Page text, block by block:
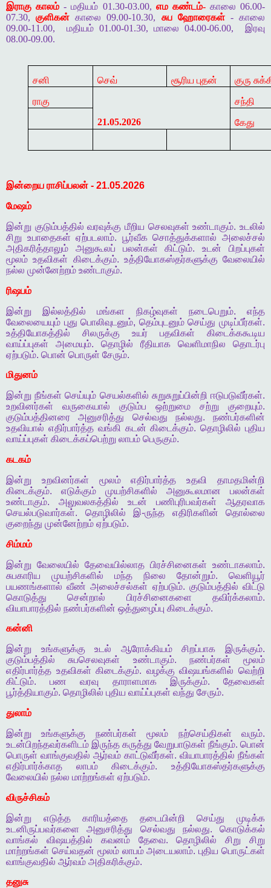
இராகு காலம் - மதியம் 01.30-03.00, எம கண்டம்-காலை 06.00-
07.30,குளிகன் காலை 09.00-10.30, சுப ஹோரைகள்- காலை
09.00-11.00,
மதியம் 01.00-01.30, மாலை 04.00-06.00,
இரவு
08.00-09.00.
சனி செவ் சூரிய புதன் குரு
ராகு
21.05.2026
சந்தி
கேது
இன்றைய ராசிப்பலன் - 21.05.2026
மேஷம்
இன்று குடும்பத்தில் வரவுக்கு மீறிய செலவுகள் உண்டாகும்.உடலில்
சிறு உபாதைகள் ஏற்படலாம். பூர்வீக சொத்துக்களால் அலைச்சல்
அதிகரித்தாலும்
அனுகூலப் பலன்கள் கிட்டும்.உடன்
பிறப்புகள்
மூலம் உதவிகள் கிடைக்கும். உத்தியோகஸ்தர்களுக்கு வேலையில்
நல்ல முன்னேற்றம் உண்டாகும்.
ரிஷபம்
இன்று
இல்லத்தில் மங்கள நிகழ்வுகள் நடைபெறும்.எந்த
வேலையையும் புது பொலிவுடனும், தெம்புடனும் செய்து முடிப்பீர்கள்.
உத்தியோகத்தில்
சிலருக்கு உயர் பதவிகள்
கிடைக்ககூடிய
வாய்ப்புகள்
அமையும். தொழில் ரீதியாக வெளிமாநில
தொடர்பு
ஏற்படும். பொன் பொருள் சேரும்.
மிதுனம்
இன்று நீங்கள் செய்யும் செயல்களில் சுறுசுறுப்பின்றி ஈடுபடுவீர்கள்.
உறவினர்கள்
வருகையால் குடும்ப ஒற்றுமை சற்று குறையும்.
குடும்பத்தினரை
அனுசரித்து செல்வது நல்லது. நண்பர்களின்
உதவியால் எதிர்பார்த்த வங்கி கடன் கிடைக்கும்.தொழிலில் புதிய
வாய்ப்புகள் கிடைக்கப்பெற்று லாபம் பெருகும்.
கடகம்
இன்று
உறவினர்கள் மூலம் எதிர்பார்த்த உதவி
தாமதமின்றி
கிடைக்கும். எடுக்கும் முயற்சிகளில் அனுகூலமான
பலன்கள்
உண்டாகும். அலுவலகத்தில் உடன் பணிபுரிபவர்கள்
ஆதரவாக
செயல்படுவார்கள். தொழிலில் இ-ருந்த எதிரிகளின்
தொல்லை
குறைந்து முன்னேற்றம் ஏற்படும்.
சிம்மம்
இன்று வேலையில் தேவையில்லாத பிரச்சினைகள் உண்டாகலாம்.
சுபகாரிய
முயற்சிகளில் மந்த நிலை தோன்றும். வெளியூர்
பயணங்களால் வீண் அலைச்சல்கள் ஏற்படும். குடும்பத்தில் விட்டு
கொடுத்து
சென்றால் பிரச்சினைகளை தவிர்க்கலாம்.
வியாபாரத்தில் நண்பர்களின் ஒத்துழைப்பு கிடைக்கும்.
கன்னி
இன்று
உங்களுக்கு உடல் ஆரோக்கியம் சிறப்பாக இருக்கும்.
குடும்பத்தில்
சுபசெலவுகள் உண்டாகும். நண்பர்கள்
மூலம்
எதிர்பார்த்த உதவிகள் கிடைக்கும். வழக்கு விஷயங்களில் வெற்றி
கிட்டும்.பண வரவு தாராளமாக இருக்கும்.தேவைகள்
பூர்த்தியாகும். தொழிலில் புதிய வாய்ப்புகள் வந்து சேரும்.
துலாம்
இன்று
உங்களுக்கு நண்பர்கள் மூலம் நற்செய்திகள் வரும்.
உடன்பிறந்தவர்களிடம் இருந்த கருத்து வேறுபாடுகள் நீங்கும். பொன்
பொருள் வாங்குவதில் ஆர்வம் காட்டுவீர்கள். வியாபாரத்தில் நீங்கள்
எதிர்பார்க்காத
லாபம் கிடைக்கும்.உத்தியோகஸ்தர்களுக்கு
வேலையில் நல்ல மாற்றங்கள் ஏற்படும்.
விருச்சிகம்
இன்று
எடுத்த காரியத்தை தடையின்றி செய்து
முடிக்க
உடனிருப்பவர்களை
அனுசரித்து செல்வது நல்லது. கொடுக்கல்
வாங்கல்
விஷயத்தில் கவனம் தேவை.தொழிலில் சிறு
சிறு
மாற்றங்கள் செய்வதன் மூலம் லாபம் அடையலாம்.புதிய பொருட்கள்
வாங்குவதில் ஆர்வம் அதிகரிக்கும்.
தனுசு